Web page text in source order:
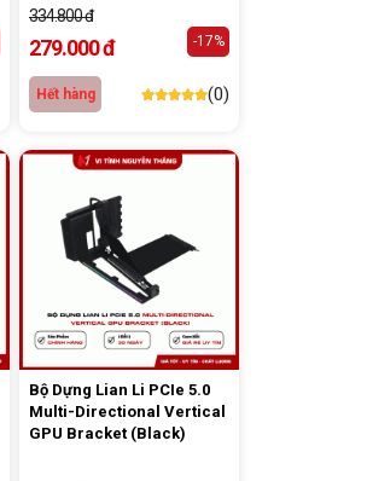
334.800 đ
279.000 đ -17%
Hết hàng (0)
Bộ Dựng Lian Li PCIe 5.0
Multi-Directional Vertical
GPU Bracket (Black)